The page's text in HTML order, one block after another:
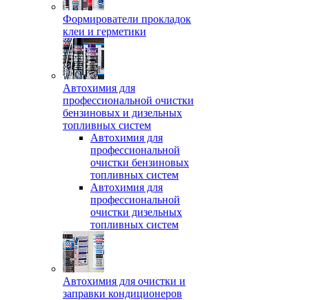
Формирователи прокладок
клеи и герметики
Автохимия для
профессиональной очистки
бензиновых и дизельных
топливных систем
Автохимия для
профессиональной
очистки бензиновых
топливных систем
Автохимия для
профессиональной
очистки дизельных
топливных систем
Автохимия для очистки и
заправки кондиционеров